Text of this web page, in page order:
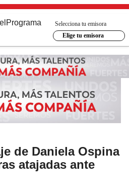
Programa
Selecciona tu emisora
Elige tu emisora
de Daniela Ospina
atajadas ante